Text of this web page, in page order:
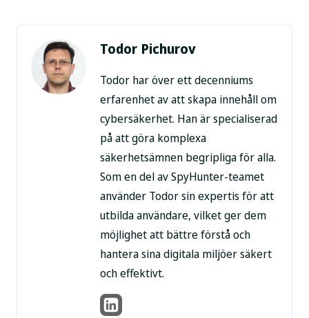
Todor Pichurov
Todor har över ett decenniums
erfarenhet av att skapa innehåll om
cybersäkerhet. Han är specialiserad
på att göra komplexa
säkerhetsämnen begripliga för alla.
Som en del av SpyHunter-teamet
använder Todor sin expertis för att
utbilda användare, vilket ger dem
möjlighet att bättre förstå och
hantera sina digitala miljöer säkert
och effektivt.